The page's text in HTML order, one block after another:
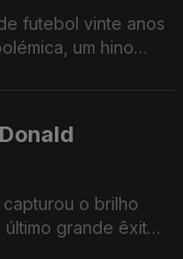
futebol vinte anos
um hino
o brilho
grande êxito